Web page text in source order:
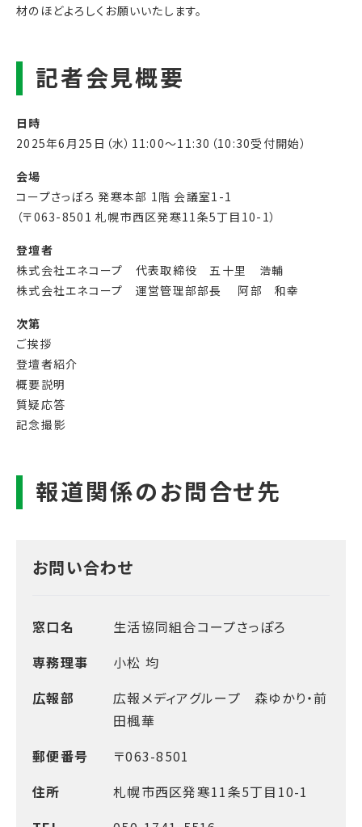
材のほどよろしくお願いいたします。
日時
2025年6月25日（水）11:00～11:30（10:30受付開始）
会場
コープさっぽろ 発寒本部 1階 会議室1-1
（〒063-8501 札幌市西区発寒11条5丁目10-1）
登壇者
株式会社エネコープ 代表取締役 五十里 浩輔
株式会社エネコープ 運営管理部部長 阿部 和幸
次第
ご挨拶
登壇者紹介
概要説明
質疑応答
記念撮影
お問い合わせ
窓口名
生活協同組合コープさっぽろ
専務理事
小松 均
広報部
広報メディアグループ 森ゆかり・前
田楓華
郵便番号
〒063-8501
住所
札幌市西区発寒11条5丁目10-1